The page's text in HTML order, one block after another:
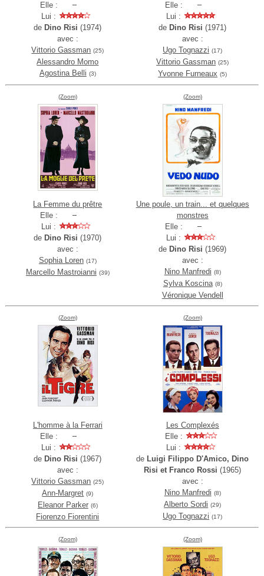
Elle :
Lui :
de Dino Risi (1974)
avec :
Vittorio Gassman (25)
Alessandro Momo
Agostina Belli (3)
Elle :
Lui :
de Dino Risi (1971)
avec :
Ugo Tognazzi (17)
Vittorio Gassman (25)
Yvonne Furneaux (5)
(Zoom)
La Femme du prêtre
Elle :
Lui :
de Dino Risi (1970)
avec :
Sophia Loren (17)
Marcello Mastroianni (39)
(Zoom)
Une poule, un train... et quelques
monstres
Elle :
Lui :
de Dino Risi (1969)
avec :
Nino Manfredi (8)
Sylva Koscina (8)
Véronique Vendell
(Zoom)
L'homme à la Ferrari
Elle :
Lui :
de Dino Risi (1967)
avec :
Vittorio Gassman (25)
Ann-Margret (9)
Eleanor Parker (6)
Fiorenzo Fiorentini
(Zoom)
Les Complexés
Elle :
Lui :
de Luigi Filippo D'Amico, Dino
Risi et Franco Rossi (1965)
avec :
Nino Manfredi (8)
Alberto Sordi (29)
Ugo Tognazzi (17)
(Zoom) (Zoom)